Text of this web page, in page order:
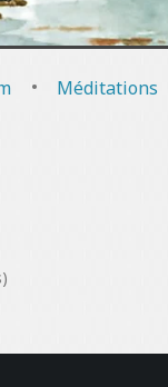
• Méditations